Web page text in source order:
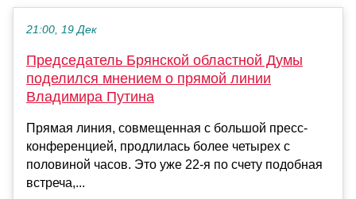
21:00, 19 Дек
Председатель Брянской областной Думы
поделился мнением о прямой линии
Владимира Путина
Прямая линия, совмещенная с большой пресс-
конференцией, продлилась более четырех с
половиной часов. Это уже 22-я по счету подобная
встреча,...